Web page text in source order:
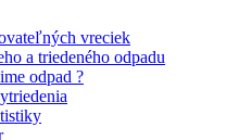
vreciek
a triedeného odpadu
odpad ?